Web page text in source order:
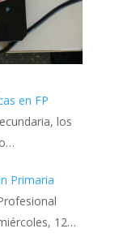
en FP
los
Primaria
12…